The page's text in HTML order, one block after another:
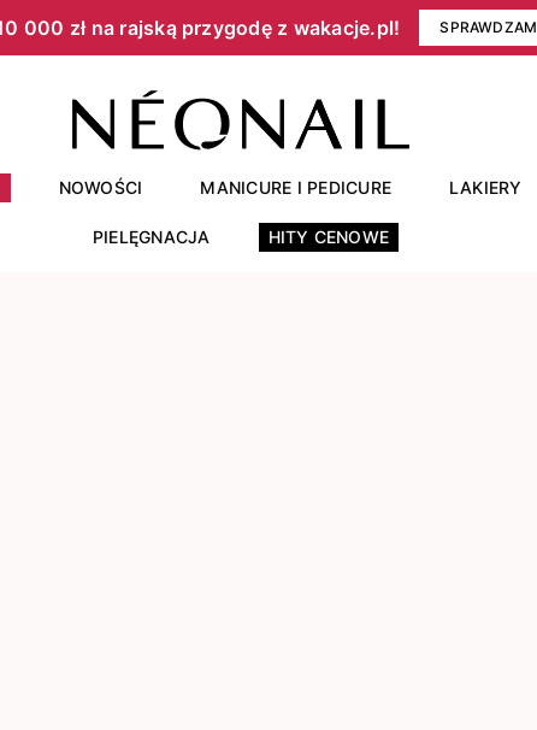
000 zł na rajską przygodę z wakacje.pl!​ SPRAWDZAM
NOWOŚCI MANICURE I PEDICURE LAKIERY
PIELĘGNACJA HITY CENOWE